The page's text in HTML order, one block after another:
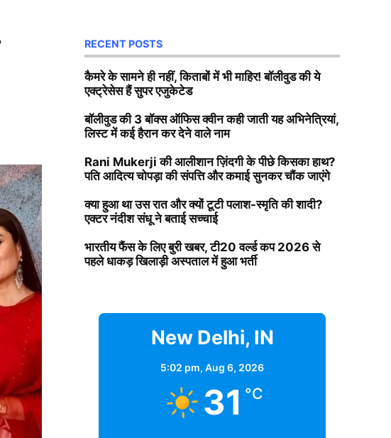
RECENT POSTS
कैमरे के सामने ही नहीं, किताबों में भी माहिर! बॉलीवुड की ये
एक्ट्रेसेस हैं सुपर एजुकेटेड
बॉलीवुड की 3 बॉक्स ऑफिस क्वीन कही जाती यह अभिनेत्रियां,
लिस्ट में कई हैरान कर देने वाले नाम
Rani Mukerji की आलीशान ज़िंदगी के पीछे किसका हाथ?
पति आदित्य चोपड़ा की संपत्ति और कमाई सुनकर चौंक जाएंगे
क्या हुआ था उस रात और क्यों टूटी पलाश-स्मृति की शादी?
एक्टर नंदीश संधू ने बताई सच्चाई
भारतीय फैंस के लिए बुरी खबर, टी20 वर्ल्ड कप 2026 से
पहले धाकड़ खिलाड़ी अस्पताल में हुआ भर्ती
New Delhi, IN
5:02 pm, Aug 6, 2026
31 °C